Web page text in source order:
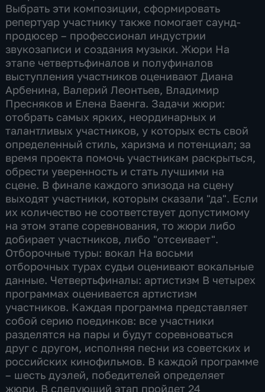
Выбрать эти композиции, сформировать
репертуар участнику также помогает саунд-
продюсер – профессионал индустрии
звукозаписи и создания музыки. Жюри На
этапе четвертьфиналов и полуфиналов
выступления участников оценивают Диана
Арбенина, Валерий Леонтьев, Владимир
Пресняков и Елена Ваенга. Задачи жюри:
отобрать самых ярких, неординарных и
талантливых участников, у которых есть свой
определенный стиль, харизма и потенциал; за
время проекта помочь участникам раскрыться,
обрести уверенность и стать лучшими на
сцене. В финале каждого эпизода на сцену
выходят участники, которым сказали "да". Если
их количество не соответствует допустимому
на этом этапе соревнования, то жюри либо
добирает участников, либо "отсеивает".
Отборочные туры: вокал На восьми
отборочных турах судьи оценивают вокальные
данные. Четвертьфиналы: артистизм В четырех
программах оценивается артистизм
участников. Каждая программа представляет
собой серию поединков: все участники
разделятся на пары и будут соревноваться
друг с другом, исполняя песни из советских и
российских кинофильмов. В каждой программе
– шесть дуэлей, победителей определяет
жюри. В следующий этап пройдет 24